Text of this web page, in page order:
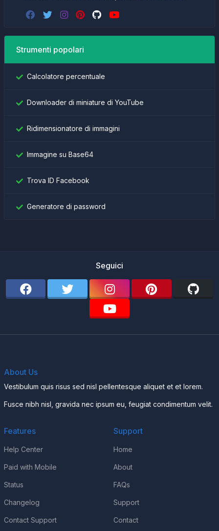
Strumenti popolari
Calcolatore percentuale
Downloader di miniature di YouTube
Ridimensionatore di immagini
Immagine su Base64
Trova ID Facebook
Generatore di password
Seguici
About Us
Vestibulum quis risus sed nisl pellentesque aliquet et et lorem.
Fusce nibh nisl, gravida nec ipsum eu, feugiat condimentum velit.
Features
Help Center
Paid with Mobile
Status
Changelog
Contact Support
Support
Home
About
FAQs
Support
Contact